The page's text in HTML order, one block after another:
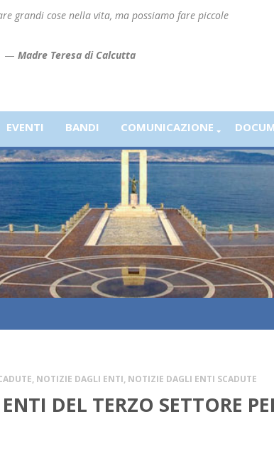
grandi cose nella vita, ma possiamo fare piccole
— Madre Teresa di Calcutta
EVENTI BANDI COMUNICAZIONE
, NOTIZIE DAGLI ENTI, NOTIZIE DAGLI ENTI SCADUTE
DEL TERZO SETTORE